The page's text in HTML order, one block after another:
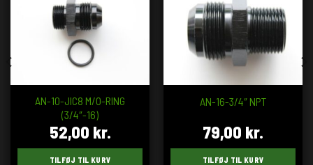
AN-10-JIC8 M/O-RING
(3/4″-16)
52,00 kr.
TILFØJ TIL KURV
AN-16-3/4″ NPT
79,00 kr.
TILFØJ TIL KURV